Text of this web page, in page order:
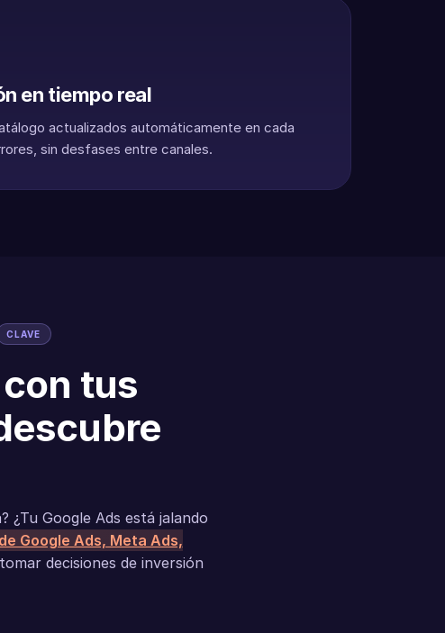
en tiempo real
actualizados automáticamente en cada
sin desfases entre canales.
CLAVE
tus
¿Tu Google Ads está jalando
Google Ads, Meta Ads,
decisiones de inversión